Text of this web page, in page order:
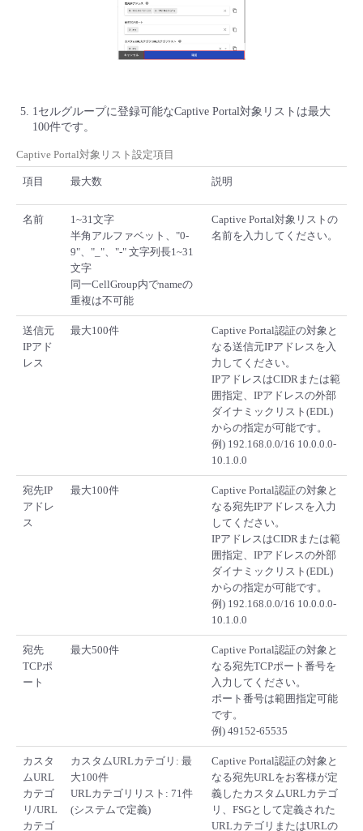
■ 基本構築ガイド
- Flexible InterConnect
- vUTM2
1セルグループに登録可能なCaptive Portal対象リストは最大
100件です。
Captive Portal対象リスト設定項目
項目 最大数 説明
名前
1~31文字
半角アルファベット、"0-
9"、"_"、"-" 文字列長1~31
文字
同一CellGroup内でnameの
重複は不可能
Captive Portal対象リストの
名前を入力してください。
送信元
IPアド
レス
最大100件
Captive Portal認証の対象と
なる送信元IPアドレスを入
力してください。
IPアドレスはCIDRまたは範
囲指定、IPアドレスの外部
ダイナミックリスト(EDL)
からの指定が可能です。
例) 192.168.0.0/16 10.0.0.0-
10.1.0.0
宛先IP
アドレ
ス
最大100件
Captive Portal認証の対象と
なる宛先IPアドレスを入力
してください。
IPアドレスはCIDRまたは範
囲指定、IPアドレスの外部
ダイナミックリスト(EDL)
からの指定が可能です。
例) 192.168.0.0/16 10.0.0.0-
10.1.0.0
宛先
TCPポ
ート
最大500件
Captive Portal認証の対象と
なる宛先TCPポート番号を
入力してください。
ポート番号は範囲指定可能
です。
例) 49152-65535
カスタ
ムURL
カテゴ
リ/URL
カテゴ
カスタムURLカテゴリ: 最
大100件
URLカテゴリリスト: 71件
(システムで定義)
Captive Portal認証の対象と
なる宛先URLをお客様が定
義したカスタムURLカテゴ
リ、FSGとして定義された
URLカテゴリまたはURLの